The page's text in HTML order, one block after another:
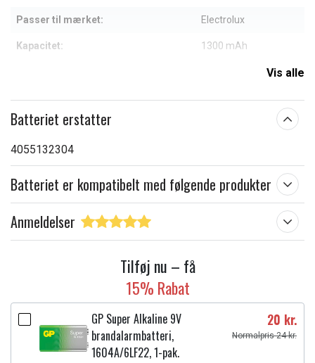
Passer til mærket: Electrolux
Kapacitet: 1300 mAh
Vis alle
Batteriet erstatter
4055132304
Batteriet er kompatibelt med følgende produkter
Anmeldelser
Tilføj nu – få
15% Rabat
GP Super Alkaline 9V
brandalarmbatteri,
1604A/6LF22, 1-pak.
20 kr.
Normalpris 24 kr.